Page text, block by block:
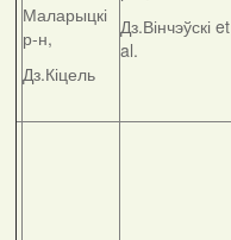
Маларыцкі
р-н,
Дз.Кіцель
Дз.Вінчэўскі et
al.